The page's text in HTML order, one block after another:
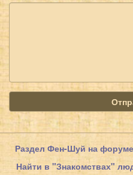
Раздел Фен-Шуй на форуме
Найти в "Знакомствах"